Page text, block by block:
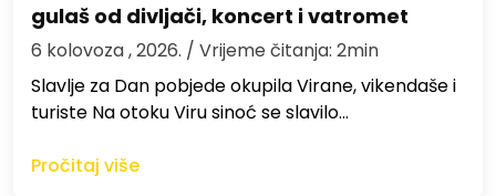
gulaš od divljači, koncert i vatromet
6 kolovoza , 2026. / Vrijeme čitanja: 2min
Slavlje za Dan pobjede okupila Virane, vikendaše i
turiste Na otoku Viru sinoć se slavilo…
Pročitaj više